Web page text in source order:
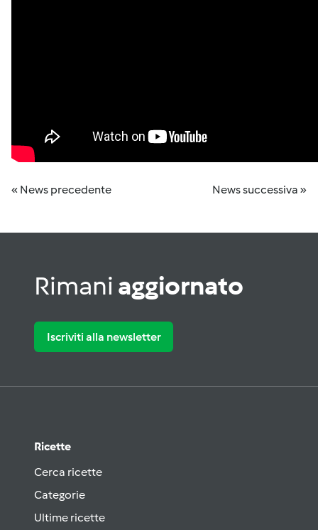
News successiva »
« News precedente
Rimani aggiornato
Iscriviti alla newsletter
Ricette
Cerca ricette
Categorie
Ultime ricette